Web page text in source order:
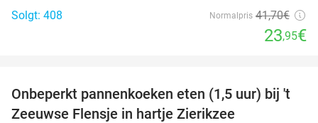
Solgt: 408
Normalpris 41,70€
23,95€
67%
Onbeperkt pannenkoeken eten (1,5 uur) bij 't
Zeeuwse Flensje in hartje Zierikzee